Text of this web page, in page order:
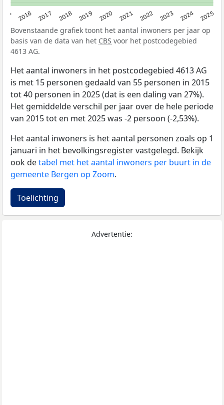
2016 2017 2018 2019 2020 2021 2022 2023 2024 2025
Bovenstaande grafiek toont het aantal inwoners per jaar op
basis van de data van het CBS voor het postcodegebied
4613 AG.
Het aantal inwoners in het postcodegebied 4613 AG
is met 15 personen gedaald van 55 personen in 2015
tot 40 personen in 2025 (dat is een daling van 27%).
Het gemiddelde verschil per jaar over de hele periode
van 2015 tot en met 2025 was -2 persoon (-2,53%).
Het aantal inwoners is het aantal personen zoals op 1
januari in het bevolkingsregister vastgelegd. Bekijk
ook detabel met het aantal inwoners per buurt in de
gemeente Bergen op Zoom.
Toelichting
Advertentie: